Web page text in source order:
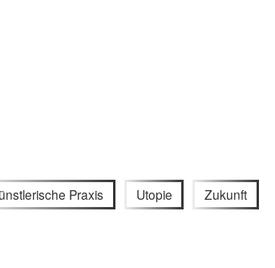
Praxis Utopie Zukunft